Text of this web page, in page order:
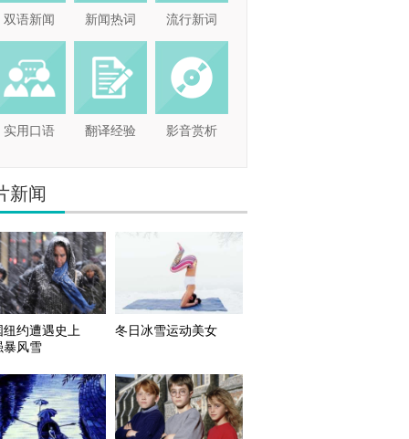
双语新闻 新闻热词 流行新词
实用口语 翻译经验 影音赏析
新闻
纽约遭遇史上
暴风雪
冬日冰雪运动美女